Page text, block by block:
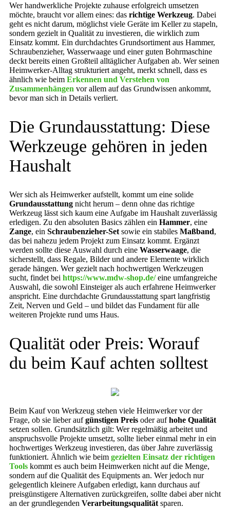
Wer handwerkliche Projekte zuhause erfolgreich umsetzen
möchte, braucht vor allem eines: das richtige Werkzeug. Dabei
geht es nicht darum, möglichst viele Geräte im Keller zu stapeln,
sondern gezielt in Qualität zu investieren, die wirklich zum
Einsatz kommt. Ein durchdachtes Grundsortiment aus Hammer,
Schraubenzieher, Wasserwaage und einer guten Bohrmaschine
deckt bereits einen Großteil alltäglicher Aufgaben ab. Wer seinen
Heimwerker-Alltag strukturiert angeht, merkt schnell, dass es
ähnlich wie beim Erkennen und Verstehen von
Zusammenhängen vor allem auf das Grundwissen ankommt,
bevor man sich in Details verliert.
Die Grundausstattung: Diese
Werkzeuge gehören in jeden
Haushalt
Wer sich als Heimwerker aufstellt, kommt um eine solide
Grundausstattung nicht herum – denn ohne das richtige
Werkzeug lässt sich kaum eine Aufgabe im Haushalt zuverlässig
erledigen. Zu den absoluten Basics zählen ein Hammer, eine
Zange, ein Schraubenzieher-Set sowie ein stabiles Maßband,
das bei nahezu jedem Projekt zum Einsatz kommt. Ergänzt
werden sollte diese Auswahl durch eine Wasserwaage, die
sicherstellt, dass Regale, Bilder und andere Elemente wirklich
gerade hängen. Wer gezielt nach hochwertigen Werkzeugen
sucht, findet bei https://www.mdw-shop.de/eine umfangreiche
Auswahl, die sowohl Einsteiger als auch erfahrene Heimwerker
anspricht. Eine durchdachte Grundausstattung spart langfristig
Zeit, Nerven und Geld – und bildet das Fundament für alle
weiteren Projekte rund ums Haus.
Qualität oder Preis: Worauf
du beim Kauf achten solltest
Beim Kauf von Werkzeug stehen viele Heimwerker vor der
Frage, ob sie lieber aufgünstigen Preis oder aufhohe Qualität
setzen sollen. Grundsätzlich gilt: Wer regelmäßig arbeitet und
anspruchsvolle Projekte umsetzt, sollte lieber einmal mehr in ein
hochwertiges Werkzeug investieren, das über Jahre zuverlässig
funktioniert. Ähnlich wie beim gezielten Einsatz der richtigen
Tools kommt es auch beim Heimwerken nicht auf die Menge,
sondern auf die Qualität des Equipments an. Wer jedoch nur
gelegentlich kleinere Aufgaben erledigt, kann durchaus auf
preisgünstigere Alternativen zurückgreifen, sollte dabei aber nicht
an der grundlegenden Verarbeitungsqualität sparen.